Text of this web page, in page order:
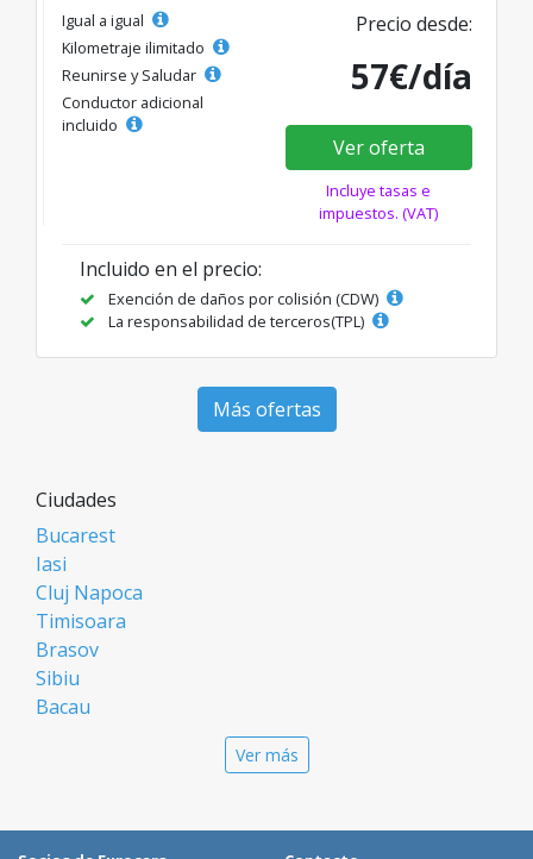
Igual a igual
Kilometraje ilimitado
Reunirse y Saludar
Conductor adicional
incluido
Precio desde:
57€/día
Ver oferta
Incluye tasas e
impuestos. (VAT)
Incluido en el precio:
Exención de daños por colisión (CDW)
La responsabilidad de terceros(TPL)
Más ofertas
Ciudades
Bucarest
Iasi
Cluj Napoca
Timisoara
Brasov
Sibiu
Bacau
Galati
Ver más